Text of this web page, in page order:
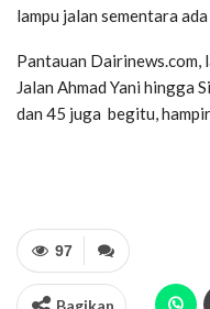
lampu jalan sementara
Pantauan Dairinews.com,
Jalan Ahmad Yani hingga
dan 45 juga begitu,
97
Bagikan